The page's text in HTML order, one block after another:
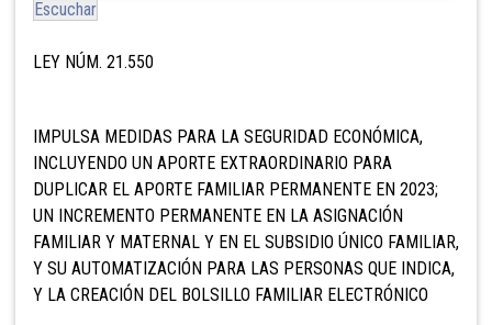
Escuchar
LEY NÚM. 21.550
IMPULSA MEDIDAS PARA LA SEGURIDAD ECONÓMICA,
INCLUYENDO UN APORTE EXTRAORDINARIO PARA
DUPLICAR EL APORTE FAMILIAR PERMANENTE EN 2023;
UN INCREMENTO PERMANENTE EN LA ASIGNACIÓN
FAMILIAR Y MATERNAL Y EN EL SUBSIDIO ÚNICO FAMILIAR,
Y SU AUTOMATIZACIÓN PARA LAS PERSONAS QUE INDICA,
Y LA CREACIÓN DEL BOLSILLO FAMILIAR ELECTRÓNICO